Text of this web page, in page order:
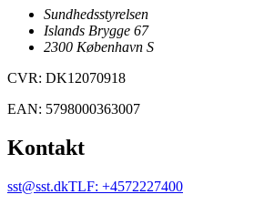
Sundhedsstyrelsen
Islands Brygge 67
2300 København S
CVR: DK12070918
EAN: 5798000363007
Kontakt
sst@sst.dkTLF: +4572227400